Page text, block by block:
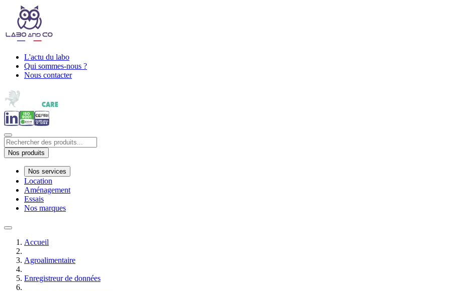
L'actu du labo
Qui sommes-nous ?
Nous contacter
Nos produits
Nos services
Location
Aménagement
Essais
Nos marques
Accueil
Agroalimentaire
Enregistreur de données